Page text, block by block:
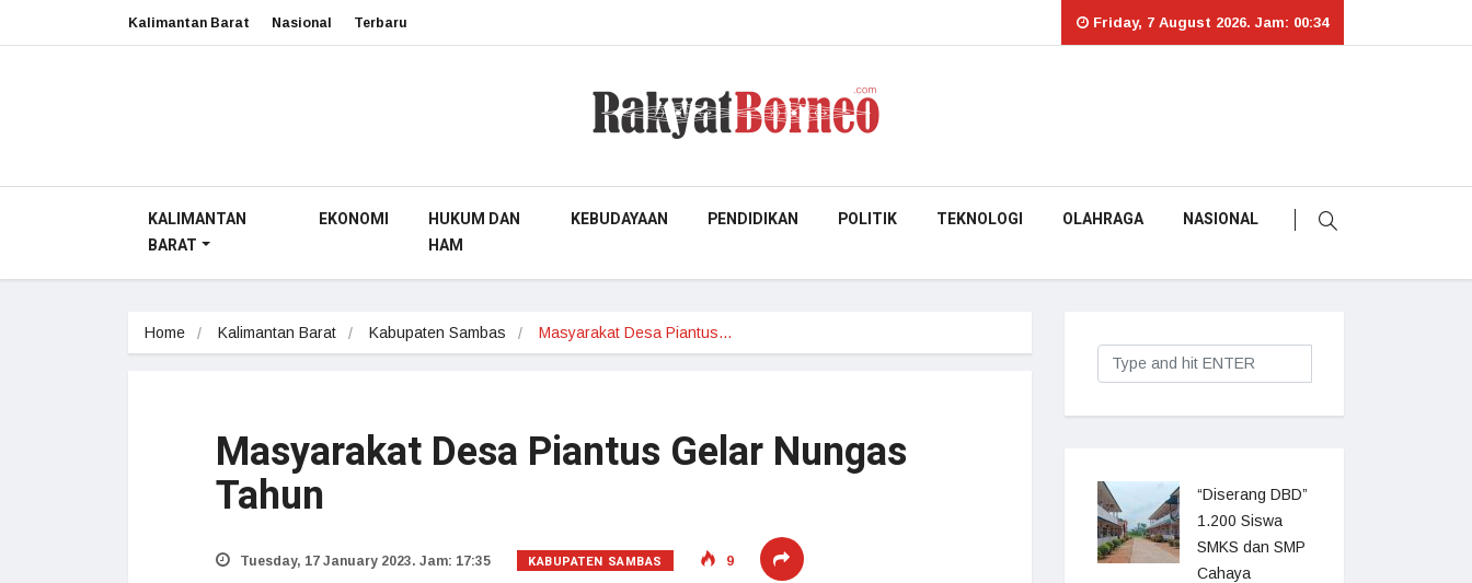
Kalimantan Barat Nasional Terbaru Friday, 7 August 2026. Jam: 00:34
KALIMANTAN
BARAT
EKONOMI
HUKUM DAN
HAM
KEBUDAYAAN PENDIDIKAN POLITIK TEKNOLOGI OLAHRAGA NASIONAL
Home Kalimantan Barat Kabupaten Sambas Masyarakat Desa Piantus…
Masyarakat Desa Piantus Gelar Nungas
Tahun
Tuesday, 17 January 2023. Jam: 17:35 KABUPATEN SAMBAS 9
“Diserang DBD”
1.200 Siswa
SMKS dan SMP
Cahaya